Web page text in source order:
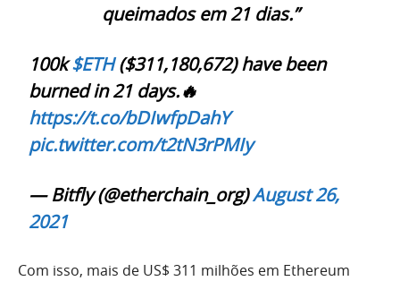
queimados em 21 dias.”
100k$ETH($311,180,672) have been
burned in 21 days.🔥
https://t.co/bDIwfpDahY
pic.twitter.com/t2tN3rPMIy
— Bitfly (@etherchain_org)August 26,
2021
Com isso, mais de US$ 311 milhões em Ethereum